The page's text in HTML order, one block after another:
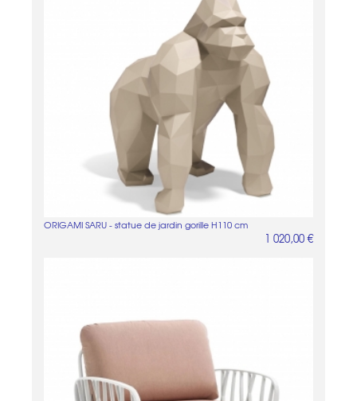
ORIGAMI SARU - statue de jardin gorille H110 cm
1 020,00 €